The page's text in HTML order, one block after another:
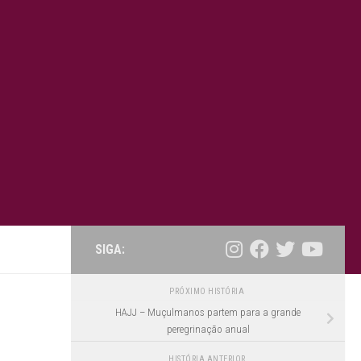
SIGA:
PRÓXIMO HISTÓRIA
HAJJ – Muçulmanos partem para a grande
peregrinação anual
HISTÓRIA ANTERIOR